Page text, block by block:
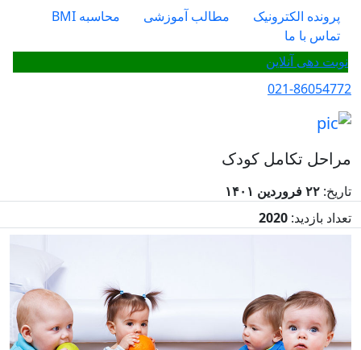
پرونده الکترونیک مطالب آموزشی
محاسبه BMI
تماس با ما
نوبت دهی آنلاین
021-86054772
مراحل تکامل کودک
تاریخ: ۲۲ فروردین ۱۴۰۱
تعداد بازدید: 2020